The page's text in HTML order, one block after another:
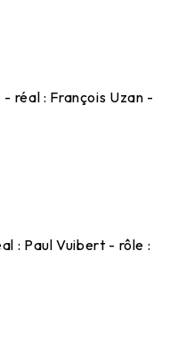
- réal : François Uzan -
: Paul Vuibert - rôle :